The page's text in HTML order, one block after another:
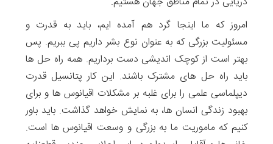
امروز که ما اینجا گرد هم آمده ایم، باید به قدرت و
مسئولیت بزرگی که به عنوان نوع بشر داریم پی ببریم. پس
بهتر است از کوچک اندیشی دست برداریم. همه راه حل ها
باید راه حل های مشترک باشند. این کار پتانسیل قدرت
دیپلماسی علمی را برای غلبه بر مشکلات اقیانوس ها و برای
بهبود زندگی انسان ها، به نمایش خواهد گذاشت. باید باور
کنیم که ماموریت ما به بزرگی و وسعت اقیانوس ها است.